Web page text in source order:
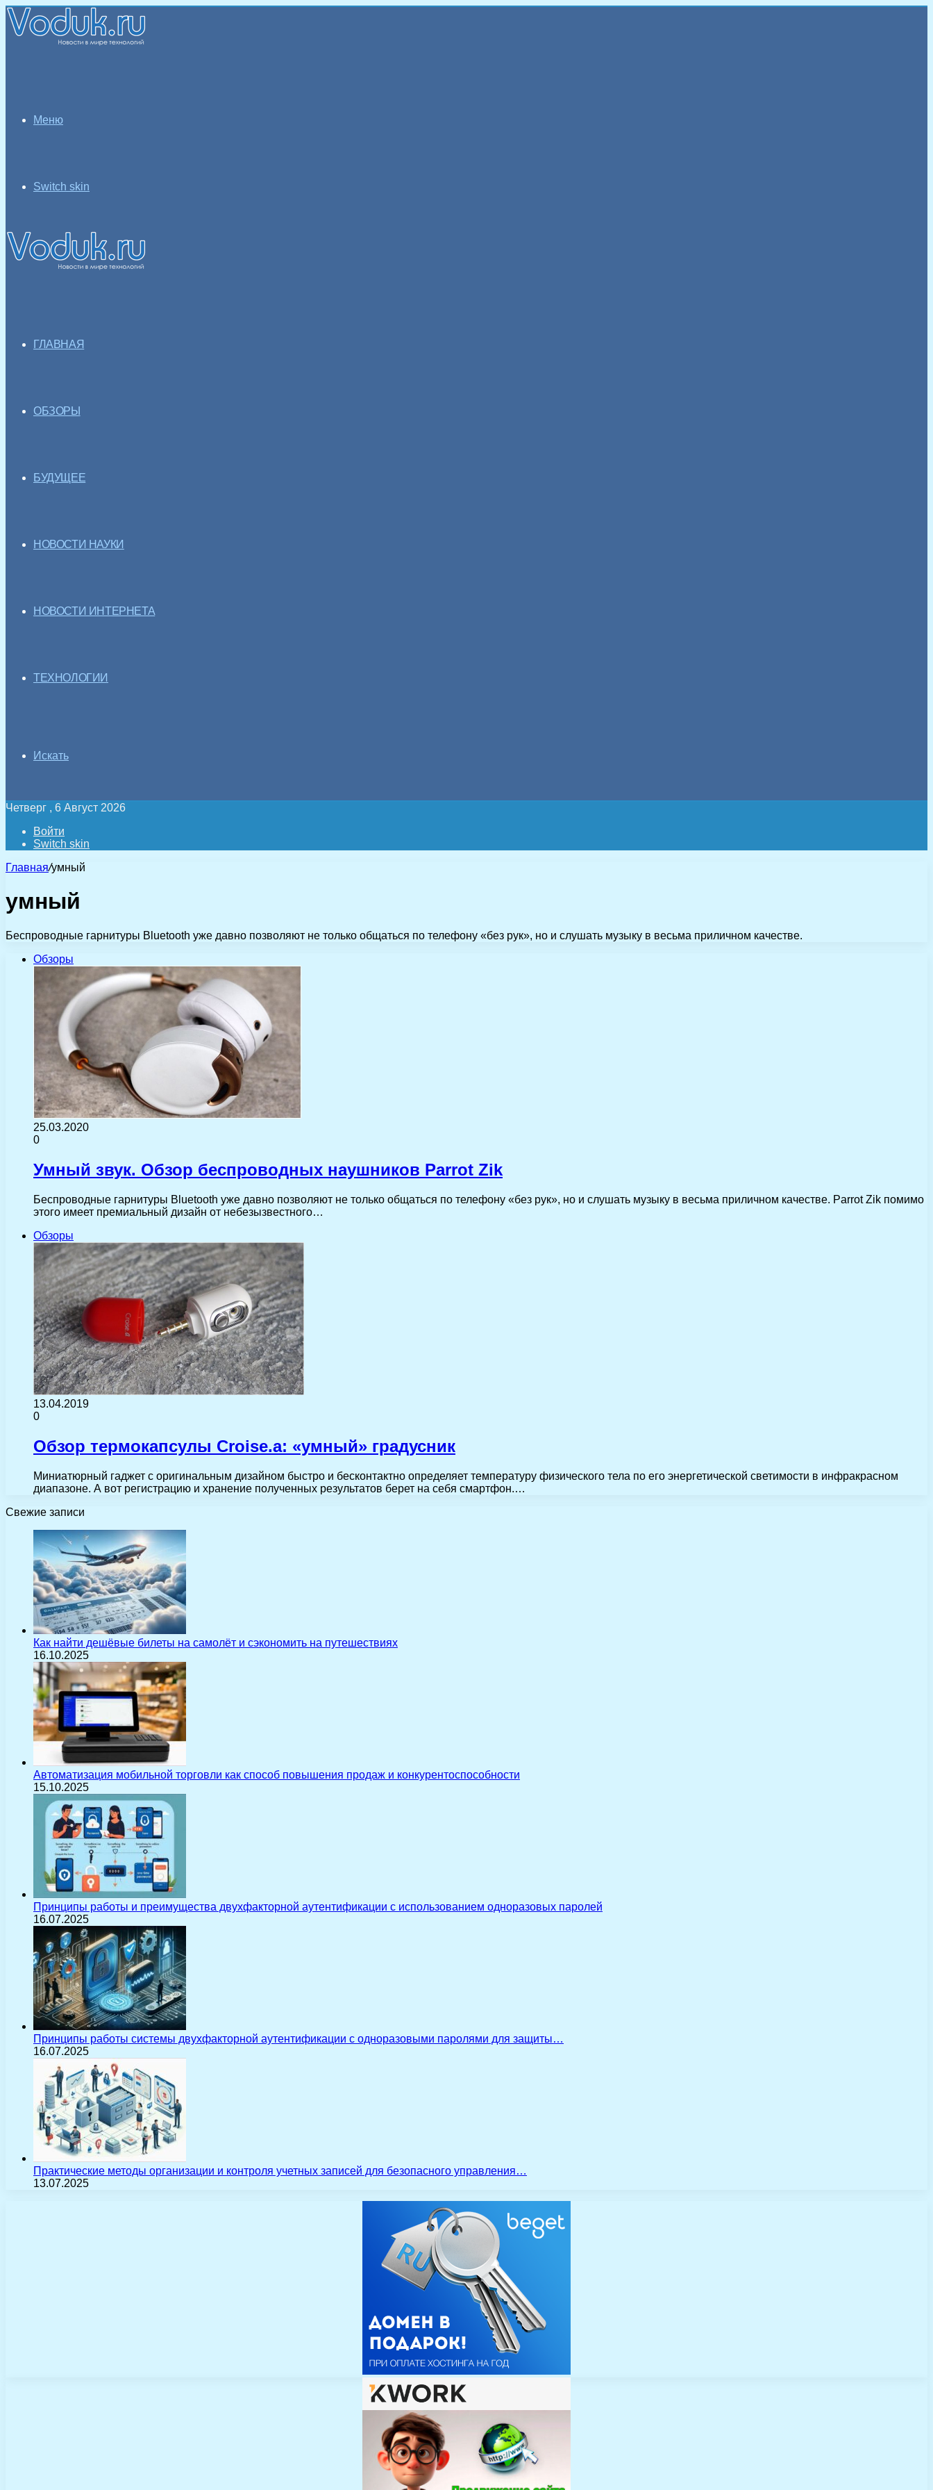
Меню
Switch skin
ГЛАВНАЯ
ОБЗОРЫ
БУДУЩЕЕ
НОВОСТИ НАУКИ
НОВОСТИ ИНТЕРНЕТА
ТЕХНОЛОГИИ
Искать
Четверг , 6 Август 2026
Войти
Switch skin
Главная/умный
умный
Беспроводные гарнитуры Bluetooth уже давно позволяют не только общаться по телефону «без рук», но и слушать музыку в весьма приличном качестве.
Обзоры
25.03.2020
0
Умный звук. Обзор беспроводных наушников Parrot Zik
Беспроводные гарнитуры Bluetooth уже давно позволяют не только общаться по телефону «без рук», но и слушать музыку в весьма приличном качестве. Parrot Zik помимо
этого имеет премиальный дизайн от небезызвестного…
Обзоры
13.04.2019
0
Обзор термокапсулы Croise.a: «умный» градусник
Миниатюрный гаджет с оригинальным дизайном быстро и бесконтактно определяет температуру физического тела по его энергетической светимости в инфракрасном
диапазоне. А вот регистрацию и хранение полученных результатов берет на себя смартфон.…
Свежие записи
Как найти дешёвые билеты на самолёт и сэкономить на путешествиях
16.10.2025
Автоматизация мобильной торговли как способ повышения продаж и конкурентоспособности
15.10.2025
Принципы работы и преимущества двухфакторной аутентификации с использованием одноразовых паролей
16.07.2025
Принципы работы системы двухфакторной аутентификации с одноразовыми паролями для защиты…
16.07.2025
Практические методы организации и контроля учетных записей для безопасного управления…
13.07.2025